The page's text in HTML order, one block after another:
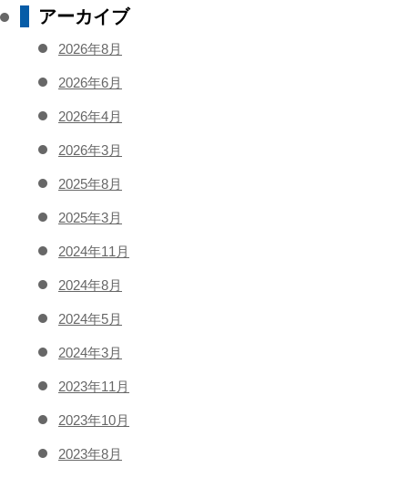
アーカイブ
2026年8月
2026年6月
2026年4月
2026年3月
2025年8月
2025年3月
2024年11月
2024年8月
2024年5月
2024年3月
2023年11月
2023年10月
2023年8月